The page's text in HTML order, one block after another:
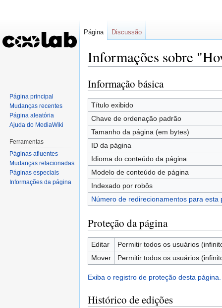
Informações sobre
Ir
para
navegação
Ir
para
pesquisar
Informação básica
Título exibido
Chave de ordenação padrão
Tamanho da página (em bytes)
ID da página
Idioma do conteúdo da página
Modelo de conteúdo de página
Indexado por robôs
Número de redirecionamentos para esta
Proteção da página
Editar
Permitir todos os usuários
Mover
Permitir todos os usuários
Exiba o registro de proteção desta página.
Histórico de edições
Página Discussão
Página principal
Mudanças recentes
Página aleatória
Ajuda do MediaWiki
Ferramentas
Páginas afluentes
Mudanças relacionadas
Páginas especiais
Informações da página